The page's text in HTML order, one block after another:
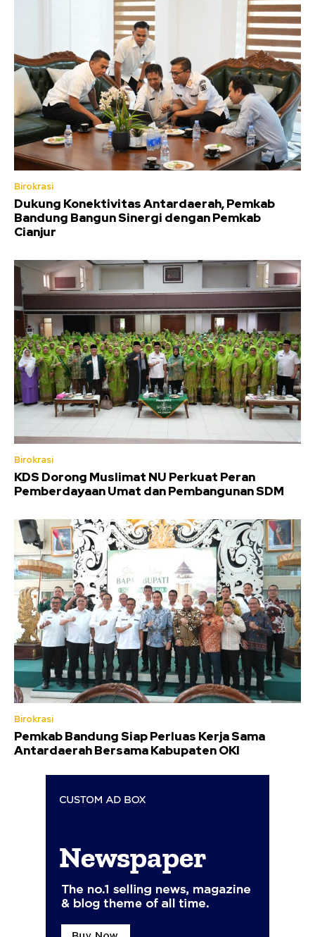
Birokrasi
Dukung Konektivitas Antardaerah, Pemkab
Bandung Bangun Sinergi dengan Pemkab
Cianjur
Birokrasi
KDS Dorong Muslimat NU Perkuat Peran
Pemberdayaan Umat dan Pembangunan SDM
Birokrasi
Pemkab Bandung Siap Perluas Kerja Sama
Antardaerah Bersama Kabupaten OKI